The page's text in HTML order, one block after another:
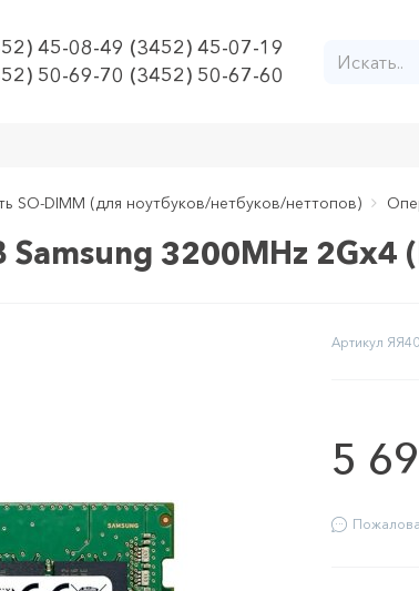
45-08-49 (3452) 45-07-19
50-69-70 (3452) 50-67-60
SO-DIMM (для ноутбуков/нетбуков/неттопов)
Samsung 3200MHz 2Gx4
Артикул
5